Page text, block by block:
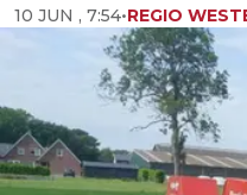
10 JUN , 7:54•REGIO